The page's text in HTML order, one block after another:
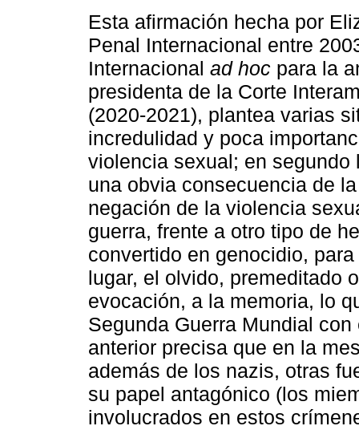
Esta afirmación hecha por
Penal Internacional entre
Internacional ad hoc para la
presidenta de la Corte
(2020-2021), plantea varias
incredulidad y poca
violencia sexual; en
una obvia consecuencia de
negación de la violencia
guerra, frente a otro tipo de
convertido en genocidio,
lugar, el olvido, premeditado
evocación, a la memoria, lo
Segunda Guerra Mundial
anterior precisa que en la
además de los nazis, otras
su papel antagónico (los
involucrados en estos